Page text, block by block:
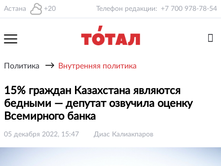
Астана +20 Телефон редакции: +7 700 978-78-54
Политика → Внутренняя политика
15% граждан Казахстана являются
бедными — депутат озвучила оценку
Всемирного банка
05 декабря 2022, 15:47 Диас Калиакпаров